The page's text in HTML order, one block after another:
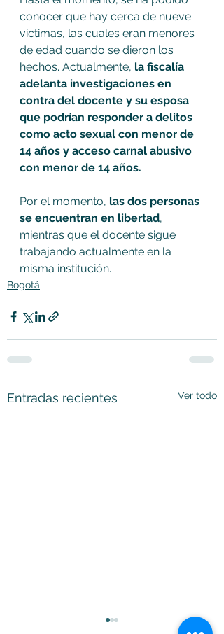
conocer que hay cerca de nueve
victimas, las cuales eran menores
de edad cuando se dieron los
hechos. Actualmente, la fiscalía
adelanta investigaciones en
contra del docente y su esposa
que podrían responder a delitos
como acto sexual con menor de
14 años y acceso carnal abusivo
con menor de 14 años.
Por el momento, las dos personas
se encuentran en libertad,
mientras que el docente sigue
trabajando actualmente en la
misma institución.
Bogotá
Entradas recientes Ver todo